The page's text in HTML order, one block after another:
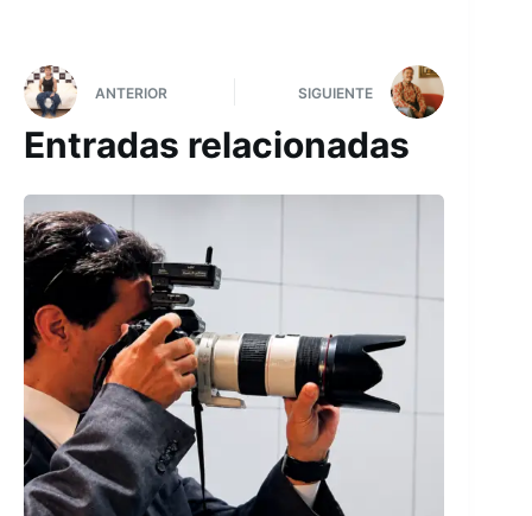
ANTERIOR SIGUIENTE
Entradas relacionadas